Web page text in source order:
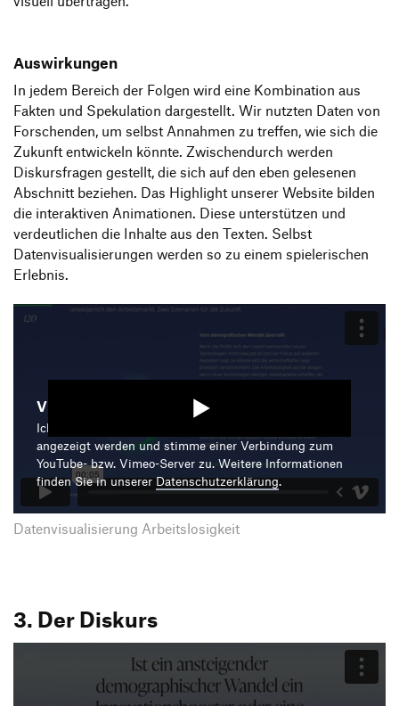
Auswirkungen
In jedem Bereich der Folgen wird eine Kombination aus
Fakten und Spekulation dargestellt. Wir nutzten Daten von
Forschenden, um selbst Annahmen zu treffen, wie sich die
Zukunft entwickeln könnte. Zwischendurch werden
Diskursfragen gestellt, die sich auf den eben gelesenen
Abschnitt beziehen. Das Highlight unserer Website bilden
die interaktiven Animationen. Diese unterstützen und
verdeutlichen die Inhalte aus den Texten. Selbst
Datenvisualisierungen werden so zu einem spielerischen
Erlebnis.
Video starten
Ich bin damit einverstanden, dass mir die Medieninhalte
angezeigt werden und stimme einer Verbindung zum
YouTube- bzw. Vimeo-Server zu. Weitere Informationen
finden Sie in unsererDatenschutzerklärung.
Datenvisualisierung Arbeitslosigkeit
3. Der Diskurs